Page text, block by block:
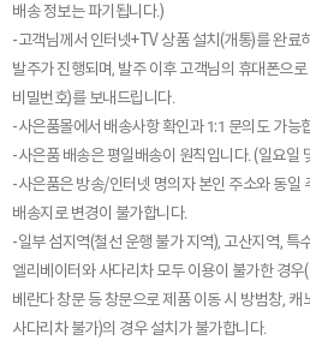
배송 정보는 파기됩니다.)
-고객님께서 인터넷+TV 상품 설치(개통)를 완료
발주가 진행되며, 발주 이후 고객님의 휴대폰으
비밀번호)를 보내드립니다.
-사은품몰에서 배송사항 확인과 1:1 문의도 가능
-사은품 배송은 평일배송이 원칙입니다. (일요일
-사은품은 방송/인터넷 명의자 본인 주소와 동일
배송지로 변경이 불가합니다.
-일부 섬지역(철선 운행 불가 지역), 고산지역, 특
엘리베이터와 사다리차 모두 이용이 불가한 경
베란다 창문 등 창문으로 제품 이동 시 방범창, 캐
사다리차 불가)의 경우 설치가 불가합니다.